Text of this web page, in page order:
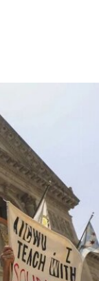
也是所罗门
方英尺，将
内设30个展
建筑外观由
成，表面覆
高达280英
古根海姆体系
10亿美元。
术作品，并自
按时间顺序排